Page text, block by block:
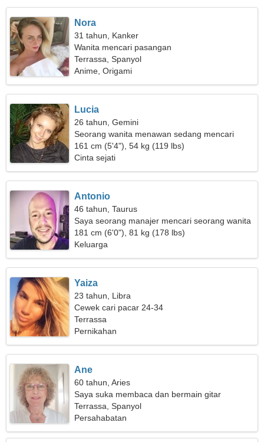
Nora
31 tahun, Kanker
Wanita mencari pasangan
Terrassa, Spanyol
Anime, Origami
Lucia
26 tahun, Gemini
Seorang wanita menawan sedang mencari
hubungan yang serius
161 cm (5'4"), 54 kg (119 lbs)
Cinta sejati
Antonio
46 tahun, Taurus
Saya seorang manajer mencari seorang wanita
sederhana
181 cm (6'0"), 81 kg (178 lbs)
Keluarga
Yaiza
23 tahun, Libra
Cewek cari pacar 24-34
Terrassa
Pernikahan
Ane
60 tahun, Aries
Saya suka membaca dan bermain gitar
Terrassa, Spanyol
Persahabatan